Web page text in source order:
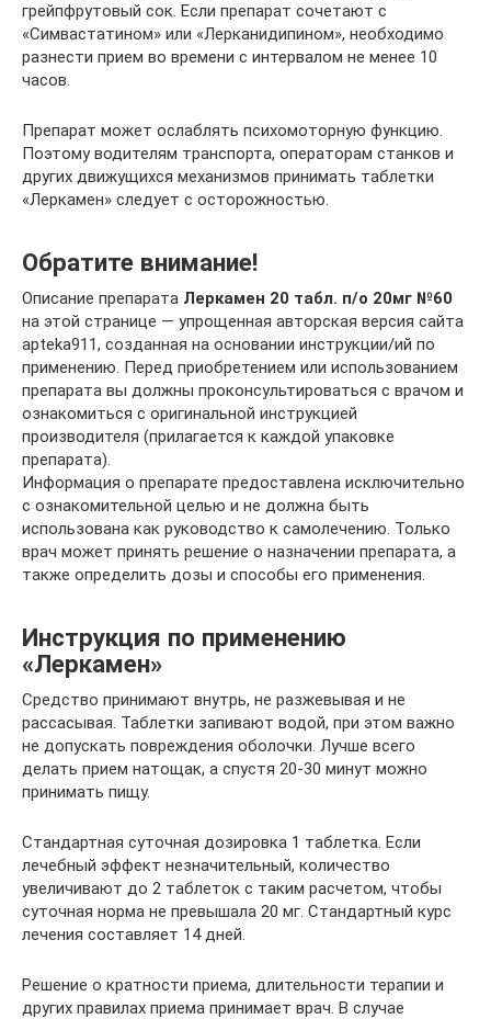
грейпфрутовый сок. Если препарат сочетают с
«Симвастатином» или «Лерканидипином», необходимо
разнести прием во времени с интервалом не менее 10
часов.
Препарат может ослаблять психомоторную функцию.
Поэтому водителям транспорта, операторам станков и
других движущихся механизмов принимать таблетки
«Леркамен» следует с осторожностью.
Обратите внимание!
Описание препарата Леркамен 20 табл. п/о 20мг №60
на этой странице — упрощенная авторская версия сайта
apteka911, созданная на основании инструкции/ий по
применению. Перед приобретением или использованием
препарата вы должны проконсультироваться с врачом и
ознакомиться с оригинальной инструкцией
производителя (прилагается к каждой упаковке
препарата).
Информация о препарате предоставлена исключительно
с ознакомительной целью и не должна быть
использована как руководство к самолечению. Только
врач может принять решение о назначении препарата, а
также определить дозы и способы его применения.
Инструкция по применению
«Леркамен»
Средство принимают внутрь, не разжевывая и не
рассасывая. Таблетки запивают водой, при этом важно
не допускать повреждения оболочки. Лучше всего
делать прием натощак, а спустя 20-30 минут можно
принимать пищу.
Стандартная суточная дозировка 1 таблетка. Если
лечебный эффект незначительный, количество
увеличивают до 2 таблеток с таким расчетом, чтобы
суточная норма не превышала 20 мг. Стандартный курс
лечения составляет 14 дней.
Решение о кратности приема, длительности терапии и
других правилах приема принимает врач. В случае